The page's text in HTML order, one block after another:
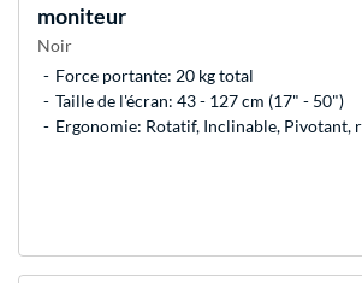
moniteur
Noir
Force portante: 20 kg total
Taille de l'écran: 43 - 127 cm (17" - 50")
Ergonomie: Rotatif, Inclinable, Pivotant,